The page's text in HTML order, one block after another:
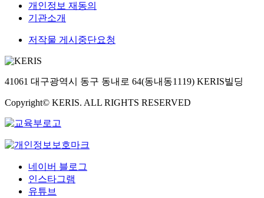
개인정보 재동의
기관소개
저작물 게시중단요청
41061 대구광역시 동구 동내로 64(동내동1119) KERIS빌딩
Copyright© KERIS. ALL RIGHTS RESERVED
네이버 블로그
인스타그램
유튜브